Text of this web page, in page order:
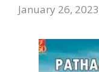
January 26, 2023